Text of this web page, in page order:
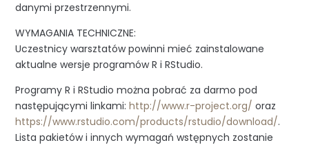
danymi przestrzennymi.
WYMAGANIA TECHNICZNE:
Uczestnicy warsztatów powinni mieć zainstalowane
aktualne wersje programów R i RStudio.
Programy R i RStudio można pobrać za darmo pod
następującymi linkami:http://www.r-project.org/ oraz
https://www.rstudio.com/products/rstudio/download/.
Lista pakietów i innych wymagań wstępnych zostanie